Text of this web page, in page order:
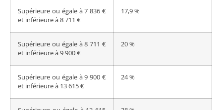
Supérieure ou égale à 7 836 €
et inférieure à 8 711 €
17,9 %
Supérieure ou égale à 8 711 €
et inférieure à 9 900 €
20 %
Supérieure ou égale à 9 900 €
et inférieure à 13 615 €
24 %